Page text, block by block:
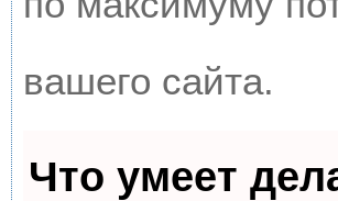
вашего сайта.
Что умеет